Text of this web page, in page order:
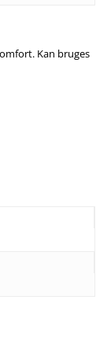
Kan bruges